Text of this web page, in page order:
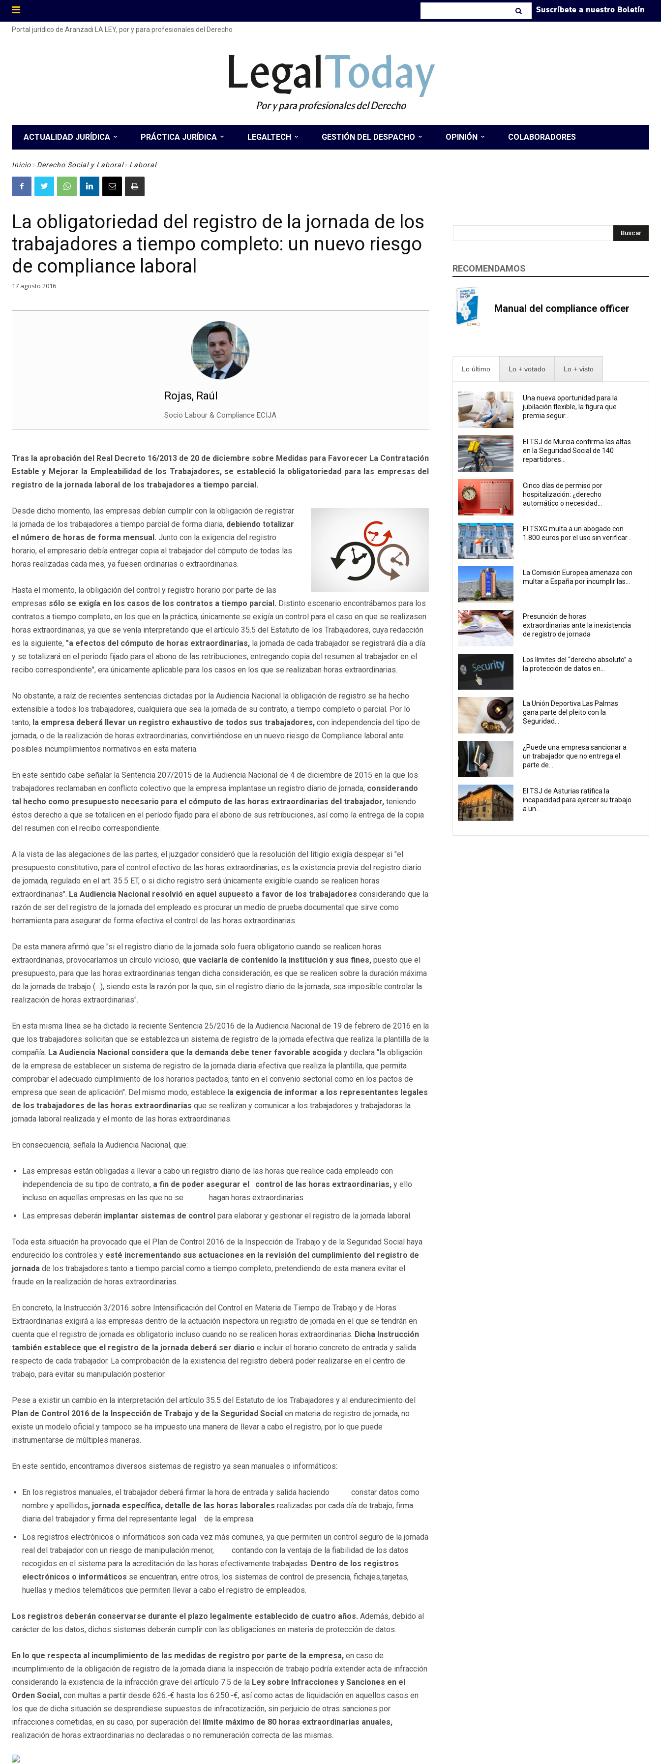
Suscríbete a nuestro Boletín
Portal jurídico de Aranzadi LA LEY, por y para profesionales del Derecho
LegalToday
Por y para profesionales del Derecho
ACTUALIDAD JURÍDICA PRÁCTICA JURÍDICA LEGALTECH GESTIÓN DEL DESPACHO OPINIÓN COLABORADORES
Inicio Derecho Social y Laboral Laboral
La obligatoriedad del registro de la jornada de los
trabajadores a tiempo completo: un nuevo riesgo
de compliance laboral
17 agosto 2016
Rojas, Raúl
Socio Labour & Compliance ECIJA
Tras la aprobación del Real Decreto 16/2013 de 20 de diciembre sobre Medidas para Favorecer La Contratación
Estable y Mejorar la Empleabilidad de los Trabajadores, se estableció la obligatoriedad para las empresas del
registro de la jornada laboral de los trabajadores a tiempo parcial.
Desde dicho momento, las empresas debían cumplir con la obligación de registrar
la jornada de los trabajadores a tiempo parcial de forma diaria, debiendo totalizar
el número de horas de forma mensual. Junto con la exigencia del registro
horario, el empresario debía entregar copia al trabajador del cómputo de todas las
horas realizadas cada mes, ya fuesen ordinarias o extraordinarias.
Hasta el momento, la obligación del control y registro horario por parte de las
empresas sólo se exigía en los casos de los contratos a tiempo parcial. Distinto escenario encontrábamos para los
contratos a tiempo completo, en los que en la práctica, únicamente se exigía un control para el caso en que se realizasen
horas extraordinarias, ya que se venía interpretando que el artículo 35.5 del Estatuto de los Trabajadores, cuya redacción
es la siguiente, "a efectos del cómputo de horas extraordinarias, la jornada de cada trabajador se registrará día a día
y se totalizará en el periodo fijado para el abono de las retribuciones, entregando copia del resumen al trabajador en el
recibo correspondiente", era únicamente aplicable para los casos en los que se realizaban horas extraordinarias.
No obstante, a raíz de recientes sentencias dictadas por la Audiencia Nacional la obligación de registro se ha hecho
extensible a todos los trabajadores, cualquiera que sea la jornada de su contrato, a tiempo completo o parcial. Por lo
tanto, la empresa deberá llevar un registro exhaustivo de todos sus trabajadores, con independencia del tipo de
jornada, o de la realización de horas extraordinarias, convirtiéndose en un nuevo riesgo de Compliance laboral ante
posibles incumplimientos normativos en esta materia.
En este sentido cabe señalar la Sentencia 207/2015 de la Audiencia Nacional de 4 de diciembre de 2015 en la que los
trabajadores reclamaban en conflicto colectivo que la empresa implantase un registro diario de jornada, considerando
tal hecho como presupuesto necesario para el cómputo de las horas extraordinarias del trabajador, teniendo
éstos derecho a que se totalicen en el período fijado para el abono de sus retribuciones, así como la entrega de la copia
del resumen con el recibo correspondiente.
A la vista de las alegaciones de las partes, el juzgador consideró que la resolución del litigio exigía despejar si "el
presupuesto constitutivo, para el control efectivo de las horas extraordinarias, es la existencia previa del registro diario
de jornada, regulado en el art. 35.5 ET, o si dicho registro será únicamente exigible cuando se realicen horas
extraordinarias". La Audiencia Nacional resolvió en aquel supuesto a favor de los trabajadores considerando que la
razón de ser del registro de la jornada del empleado es procurar un medio de prueba documental que sirve como
herramienta para asegurar de forma efectiva el control de las horas extraordinarias.
De esta manera afirmó que "si el registro diario de la jornada solo fuera obligatorio cuando se realicen horas
extraordinarias, provocaríamos un círculo vicioso, que vaciaría de contenido la institución y sus fines, puesto que el
presupuesto, para que las horas extraordinarias tengan dicha consideración, es que se realicen sobre la duración máxima
de la jornada de trabajo (…), siendo esta la razón por la que, sin el registro diario de la jornada, sea imposible controlar la
realización de horas extraordinarias".
En esta misma línea se ha dictado la reciente Sentencia 25/2016 de la Audiencia Nacional de 19 de febrero de 2016 en la
que los trabajadores solicitan que se establezca un sistema de registro de la jornada efectiva que realiza la plantilla de la
compañía. La Audiencia Nacional considera que la demanda debe tener favorable acogida y declara "la obligación
de la empresa de establecer un sistema de registro de la jornada diaria efectiva que realiza la plantilla, que permita
comprobar el adecuado cumplimiento de los horarios pactados, tanto en el convenio sectorial como en los pactos de
empresa que sean de aplicación". Del mismo modo, establece la exigencia de informar a los representantes legales
de los trabajadores de las horas extraordinarias que se realizan y comunicar a los trabajadores y trabajadoras la
jornada laboral realizada y el monto de las horas extraordinarias.
En consecuencia, señala la Audiencia Nacional, que:
Las empresas están obligadas a llevar a cabo un registro diario de las horas que realice cada empleado con
independencia de su tipo de contrato, a fin de poder asegurar el control de las horas extraordinarias, y ello
incluso en aquellas empresas en las que no se hagan horas extraordinarias.
Las empresas deberán implantar sistemas de control para elaborar y gestionar el registro de la jornada laboral.
Toda esta situación ha provocado que el Plan de Control 2016 de la Inspección de Trabajo y de la Seguridad Social haya
endurecido los controles y esté incrementando sus actuaciones en la revisión del cumplimiento del registro de
jornada de los trabajadores tanto a tiempo parcial como a tiempo completo, pretendiendo de esta manera evitar el
fraude en la realización de horas extraordinarias.
En concreto, la Instrucción 3/2016 sobre Intensificación del Control en Materia de Tiempo de Trabajo y de Horas
Extraordinarias exigirá a las empresas dentro de la actuación inspectora un registro de jornada en el que se tendrán en
cuenta que el registro de jornada es obligatorio incluso cuando no se realicen horas extraordinarias. Dicha Instrucción
también establece que el registro de la jornada deberá ser diario e incluir el horario concreto de entrada y salida
respecto de cada trabajador. La comprobación de la existencia del registro deberá poder realizarse en el centro de
trabajo, para evitar su manipulación posterior.
Pese a existir un cambio en la interpretación del artículo 35.5 del Estatuto de los Trabajadores y al endurecimiento del
Plan de Control 2016 de la Inspección de Trabajo y de la Seguridad Social en materia de registro de jornada, no
existe un modelo oficial y tampoco se ha impuesto una manera de llevar a cabo el registro, por lo que puede
instrumentarse de múltiples maneras.
En este sentido, encontramos diversos sistemas de registro ya sean manuales o informáticos:
En los registros manuales, el trabajador deberá firmar la hora de entrada y salida haciendo constar datos como
nombre y apellidos, jornada específica, detalle de las horas laborales realizadas por cada día de trabajo, firma
diaria del trabajador y firma del representante legal de la empresa.
Los registros electrónicos o informáticos son cada vez más comunes, ya que permiten un control seguro de la jornada
real del trabajador con un riesgo de manipulación menor, contando con la ventaja de la fiabilidad de los datos
recogidos en el sistema para la acreditación de las horas efectivamente trabajadas. Dentro de los registros
electrónicos o informáticos se encuentran, entre otros, los sistemas de control de presencia, fichajes,tarjetas,
huellas y medios telemáticos que permiten llevar a cabo el registro de empleados.
Los registros deberán conservarse durante el plazo legalmente establecido de cuatro años. Además, debido al
carácter de los datos, dichos sistemas deberán cumplir con las obligaciones en materia de protección de datos.
En lo que respecta al incumplimiento de las medidas de registro por parte de la empresa, en caso de
incumplimiento de la obligación de registro de la jornada diaria la inspección de trabajo podría extender acta de infracción
considerando la existencia de la infracción grave del artículo 7.5 de la Ley sobre Infracciones y Sanciones en el
Orden Social, con multas a partir desde 626.-€ hasta los 6.250.-€, así como actas de liquidación en aquellos casos en
los que de dicha situación se desprendiese supuestos de infracotización, sin perjuicio de otras sanciones por
infracciones cometidas, en su caso, por superación del
límite máximo de 80 horas extraordinarias anuales,
realización de horas extraordinarias no declaradas o no remuneración correcta de las mismas.
Buscar
RECOMENDAMOS
Manual del compliance officer
Lo último Lo + votado Lo + visto
Una nueva oportunidad para la
jubilación flexible, la figura que
premia seguir...
El TSJ de Murcia confirma las altas
en la Seguridad Social de 140
repartidores...
Cinco días de permiso por
hospitalización: ¿derecho
automático o necesidad...
El TSXG multa a un abogado con
1.800 euros por el uso sin verificar...
La Comisión Europea amenaza con
multar a España por incumplir las...
Presunción de horas
extraordinarias ante la inexistencia
de registro de jornada
Los límites del “derecho absoluto” a
la protección de datos en...
La Unión Deportiva Las Palmas
gana parte del pleito con la
Seguridad...
¿Puede una empresa sancionar a
un trabajador que no entrega el
parte de...
El TSJ de Asturias ratifica la
incapacidad para ejercer su trabajo
a un...